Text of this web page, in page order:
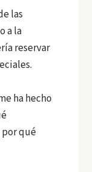
las
a la
reservar
ha hecho
qué